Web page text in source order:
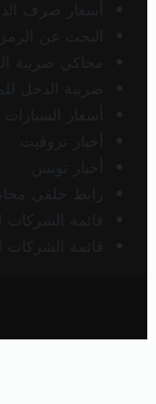
أسعار صرف
البحث عن
محاكي ضريبة
ضريبة الدخل
أسعار
أخبار تروفيت
أخبار تونس
رابط خلفي
قائمة الشركات
قائمة الشركات